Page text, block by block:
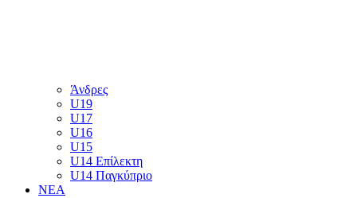
Άνδρες
U19
U17
U16
U15
U14 Επίλεκτη
U14 Παγκύπριο
ΝΕΑ